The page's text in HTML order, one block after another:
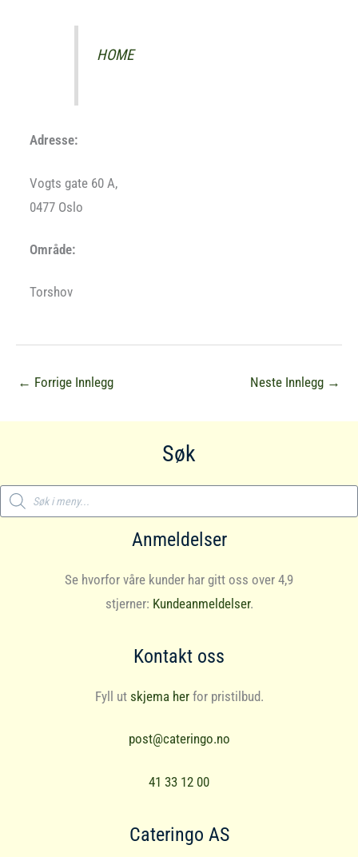
HOME
Adresse:
Vogts gate 60 A,
0477 Oslo
Område:
Torshov
← Forrige Innlegg Neste Innlegg →
Søk
Products
search
Anmeldelser
Se hvorfor våre kunder har gitt oss over 4,9
stjerner: Kundeanmeldelser.
Kontakt oss
Fyll ut skjema herfor pristilbud.
post@cateringo.no
41 33 12 00
Cateringo AS